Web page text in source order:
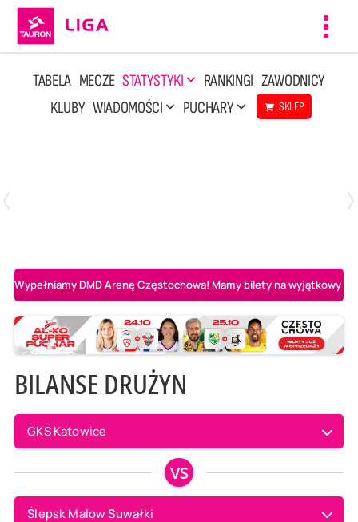
TABELA MECZE STATYSTYKI RANKINGI ZAWODNICY
KLUBY WIADOMOŚCI PUCHARY SKLEP
Wypełniamy DMD Arenę Częstochowa! Mamy bilety na wyjątkowy
BILANSE DRUŻYN
GKS Katowice
VS
Ślepsk Malow Suwałki